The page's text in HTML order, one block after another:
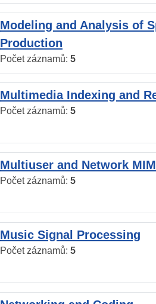
Modeling and Analysis of
Production
Počet záznamů: 5
Multimedia Indexing and
Počet záznamů: 5
Multiuser and Network
Počet záznamů: 5
Music Signal Processing
Počet záznamů: 5